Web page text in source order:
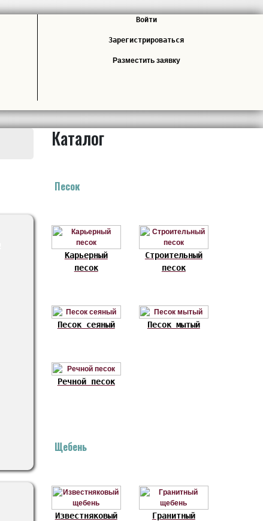
Войти
Зарегистрироваться
Разместить заявку
Каталог
Песок
Карьерный
песок
Строительный
песок
Песок сеяный Песок мытый
Речной песок
Щебень
Известняковый
Гранитный